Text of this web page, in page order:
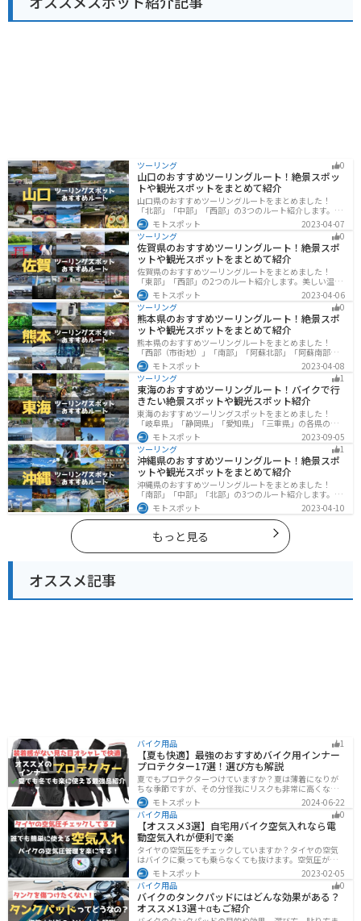
ィを楽しむこともできます。
ングスポットも点在しており、拠点としても最適です。
天童温泉街も近いので、温泉街の散策もおすすめです。
ツーリング 0
山口のおすすめツーリングルート！絶景スポッ
トや観光スポットをまとめて紹介
山口県のおすすめツーリングルートをまとめました！
「北部」「中部」「西部」の3つのルート紹介します。美
しい海岸線や山々を楽しむことができます。バイクで山
口県にツーリングに行く際は参考にしてください。
モトスポット
2023-04-07
ツーリング
0
佐賀県のおすすめツーリングルート！絶景スポ
ットや観光スポットをまとめて紹介
佐賀県のおすすめツーリングルートをまとめました！
「東部」「西部」の2つのルート紹介します。美しい温泉
地や古墳群、歴史ある城や神社仏閣など、バイクツーリ
ングに適したスポットが多数存在し、様々な楽しみ方が
できます。バイクで佐賀県にツーリングに行く際は参考
にしてください。
モトスポット
2023-04-06
ツーリング
0
熊本県のおすすめツーリングルート！絶景スポ
ットや観光スポットをまとめて紹介
熊本県のおすすめツーリングルートをまとめました！
「西部（市街地）」「南部」「阿蘇北部」「阿蘇南部」
の4つのルート紹介します。阿蘇山や天草諸島をはじめと
した豊かな自然や、熊本城や水前寺成趣園など歴史ある
観光スポットが多数あり、様々な楽しみ方ができます。
バイクで熊本県にツーリングに行く際は参考にしてくだ
さい。
モトスポット
2023-04-08
ツーリング
1
東海のおすすめツーリングルート！バイクで行
きたい絶景スポットや観光スポット紹介
東海のおすすめツーリングスポットをまとめました！
「岐阜県」「静岡県」「愛知県」「三重県」の各県の観
光地紹介します。自然豊かな山々や湖、温泉地が点在
し、四季折々の景色を楽しめるスポットが多数ありま
す。バイクで東海にツーリングに行く際は参考にしてく
ださい。
モトスポット
2023-09-05
ツーリング
1
沖縄県のおすすめツーリングルート！絶景スポ
ットや観光スポットをまとめて紹介
沖縄県のおすすめツーリングルートをまとめました！
「南部」「中部」「北部」の3つのルート紹介します。美
しいビーチや歴史と文化に溢れたスポットが多数あり、
様々な楽しみ方ができます。バイクで沖縄県にツーリン
グに行く際は参考にしてください。
モトスポット 2023-04-10
もっと見る
オススメ記事
バイク用品 1
【夏も快適】最強のおすすめバイク用インナー
プロテクター17選！選び方も解説
夏でもプロテクターつけていますか？夏は薄着になりが
ちな季節ですが、その分怪我にリスクも非常に高くなり
ます。夏こそプロテクターをつけるようにしましょう。通
気性や速乾性に優れたインナープロテクターであれば夏
場でも快適に使用できます。今回は快適なインナープロ
テクターをまとめて紹介します。
モトスポット
2024-06-22
バイク用品
0
【オススメ3選】自宅用バイク空気入れなら電
動空気入れが便利で楽
タイヤの空気圧をチェックしていますか？タイヤの空気
はバイクに乗っても乗らなくても抜けます。空気圧が下
がると走行性能・燃費・安全性に影響します。空気圧は
常に自分で管理できるようにしておきましょう。楽に使
えるオススメ空気入れをまとめたので、参考にしてくだ
さい。
モトスポット
2023-02-05
バイク用品
0
バイクのタンクパッドにはどんな効果がある？
オススメ13選＋αもご紹介